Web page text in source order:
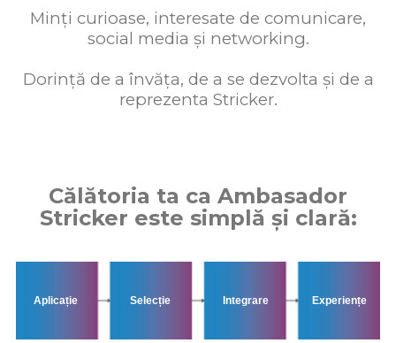
Minți curioase, interesate de comunicare,
social media și networking.
Dorință de a învăța, de a se dezvolta și de a
reprezenta Stricker.
Călătoria ta ca Ambasador
Stricker este simplă și clară:
Aplicație Selecție Integrare Experiențe